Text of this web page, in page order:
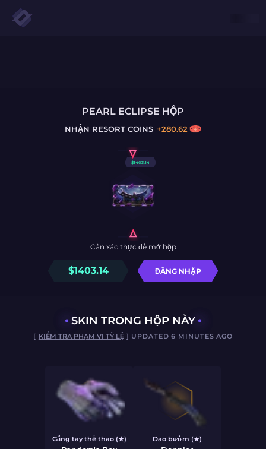
PEARL ECLIPSE HỘP
NHẬN RESORT COINS +280.62
$1403.14
$1403.14 ĐĂNG NHẬP
Cần xác thực để mở hộp
SKIN TRONG HỘP NÀY
[ KIỂM TRA PHẠM VI TỶ LỆ] UPDATED 6 MINUTES AGO
Găng tay thể thao (★) Dao bướm (★)